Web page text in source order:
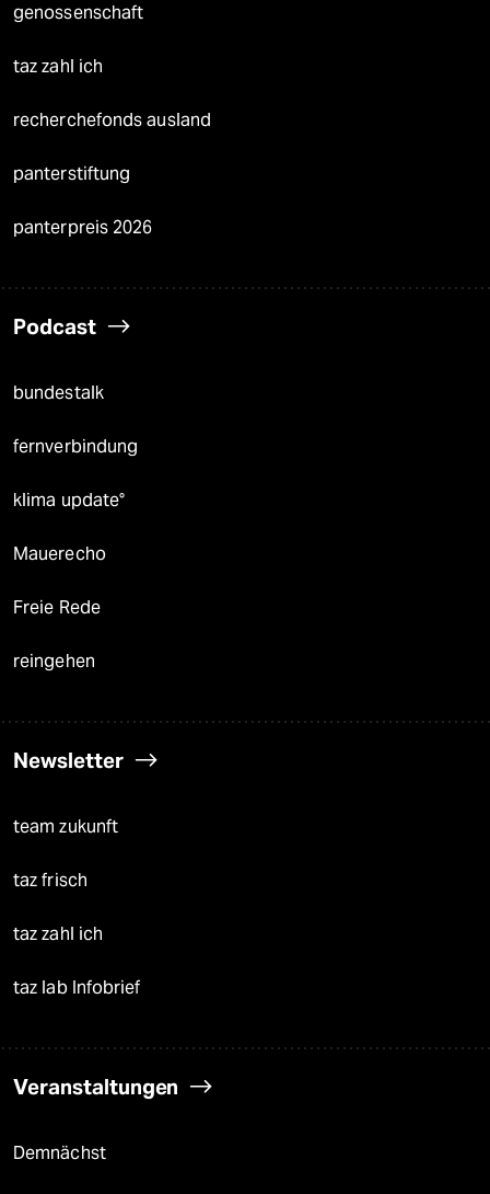
genossenschaft
taz zahl ich
recherchefonds ausland
panterstiftung
panterpreis 2026
Podcast
bundestalk
fernverbindung
klima update°
Mauerecho
Freie Rede
reingehen
Newsletter
team zukunft
taz frisch
taz zahl ich
taz lab Infobrief
Veranstaltungen
Demnächst